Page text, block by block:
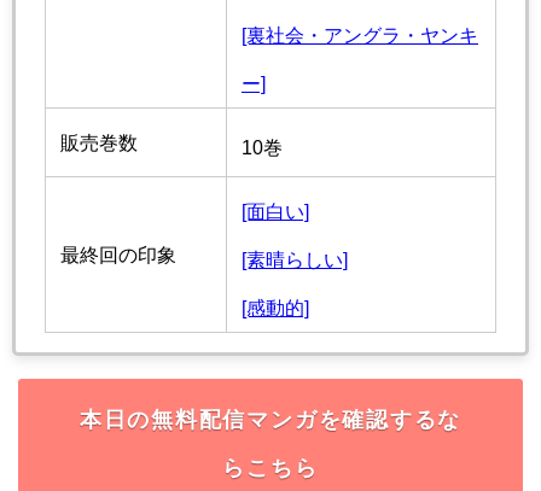
[裏社会・アングラ・ヤンキ
ー]
販売巻数 10巻
最終回の印象
[面白い]
[素晴らしい]
[感動的]
本日の無料配信マンガを確認するな
らこちら